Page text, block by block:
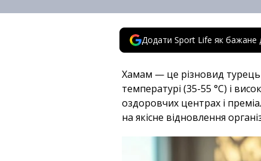
Додати Sport Life як бажане
Хамам — це різновид
температурі (35-55 °C) і
оздоровчих центрах і
на якісне відновлення